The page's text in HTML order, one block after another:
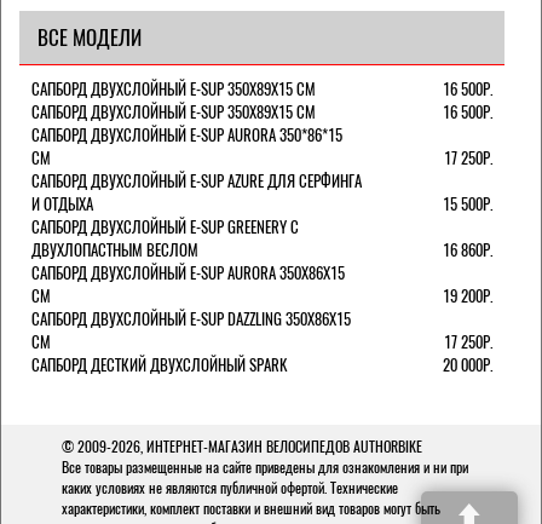
ВСЕ МОДЕЛИ
САПБОРД ДВУХСЛОЙНЫЙ E-SUP 350X89X15 СМ
16 500Р.
САПБОРД ДВУХСЛОЙНЫЙ E-SUP 350X89X15 СМ
16 500Р.
САПБОРД ДВУХСЛОЙНЫЙ E-SUP AURORA 350*86*15
СМ
17 250Р.
САПБОРД ДВУХСЛОЙНЫЙ E-SUP AZURE ДЛЯ СЕРФИНГА
И ОТДЫХА
15 500Р.
САПБОРД ДВУХСЛОЙНЫЙ E-SUP GREENERY С
ДВУХЛОПАСТНЫМ ВЕСЛОМ
16 860Р.
САПБОРД ДВУХСЛОЙНЫЙ E-SUP AURORA 350X86X15
СМ
19 200Р.
САПБОРД ДВУХСЛОЙНЫЙ E-SUP DAZZLING 350Х86Х15
СМ
17 250Р.
САПБОРД ДЕСТКИЙ ДВУХСЛОЙНЫЙ SPARK
20 000Р.
© 2009-2026, ИНТЕРНЕТ-МАГАЗИН ВЕЛОСИПЕДОВ AUTHORBIKE
Все товары размещенные на сайте приведены для ознакомления и ни при
каких условиях не являются публичной офертой. Технические
характеристики, комплект поставки и внешний вид товаров могут быть